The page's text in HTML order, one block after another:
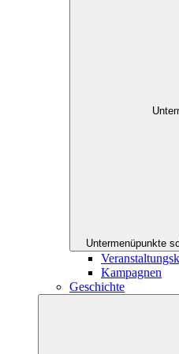
Untermenüpunkte
Kampagnen
Geschichte